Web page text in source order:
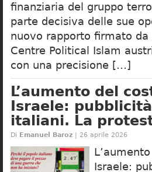
finanziaria del gruppo
parte decisiva delle sue
nuovo rapporto firmato
Centre Political Islam
con una precisione […]
L’aumento del
Israele:
italiani. La
Di Emanuel Baroz | 26 aprile 2026
Israele: